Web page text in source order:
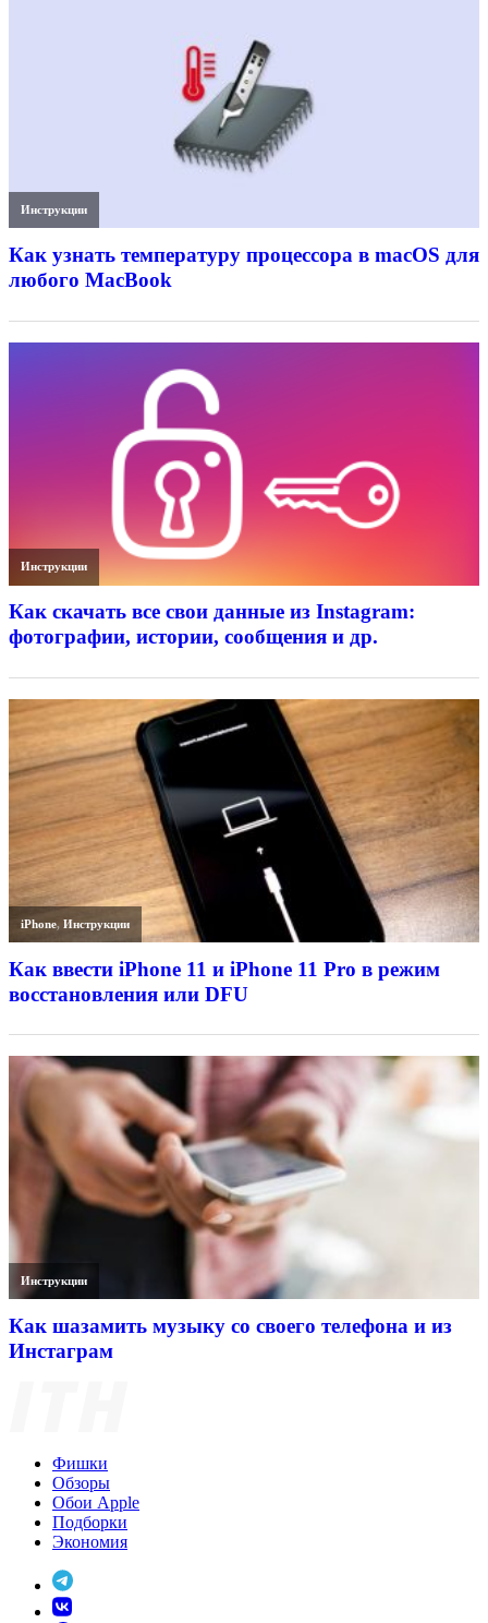
Инструкции
Как узнать температуру процессора в macOS для
любого MacBook
Инструкции
Как скачать все свои данные из Instagram:
фотографии, истории, сообщения и др.
iPhone,Инструкции
Как ввести iPhone 11 и iPhone 11 Pro в режим
восстановления или DFU
Инструкции
Как шазамить музыку со своего телефона и из
Инстаграм
Фишки
Обзоры
Обои Apple
Подборки
Экономия